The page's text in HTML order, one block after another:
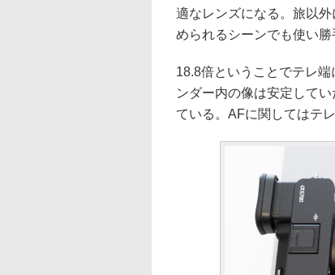
適なレンズになる。旅以
められるシーンでも使い勝
18.8倍ということでテレ
ンダー内の像は安定して
ている。AFに関してはテ